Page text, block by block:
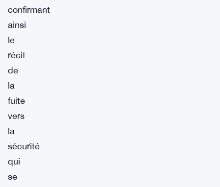
confirmant
ainsi
le
récit
de
la
fuite
vers
la
sécurité
qui
se